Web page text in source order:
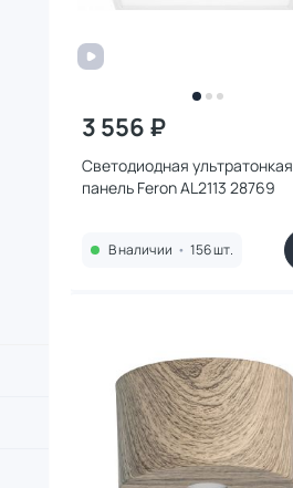
3 556 ₽
Светодиодная ультратонкая
панель Feron AL2113 28769
В наличии • 156 шт.